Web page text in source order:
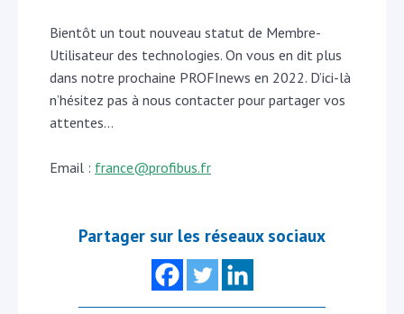
Bientôt un tout nouveau statut de Membre-
Utilisateur des technologies. On vous en dit plus
dans notre prochaine PROFInews en 2022. D’ici-là
n’hésitez pas à nous contacter pour partager vos
attentes…
Email : france@profibus.fr
Partager sur les réseaux sociaux